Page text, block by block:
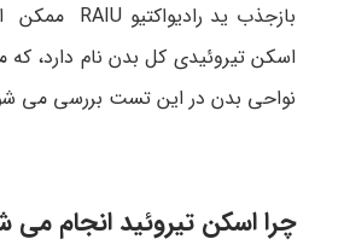
بازجذب ید رادیواکتیو RAIU ممکن است برای یافتن مشکلات کارکردی تیروئید مثل
اسکن تیروئیدی کل بدن نام دارد،
نواحی بدن در این تست بررسی می
چرا اسکن تیروئید انجام می